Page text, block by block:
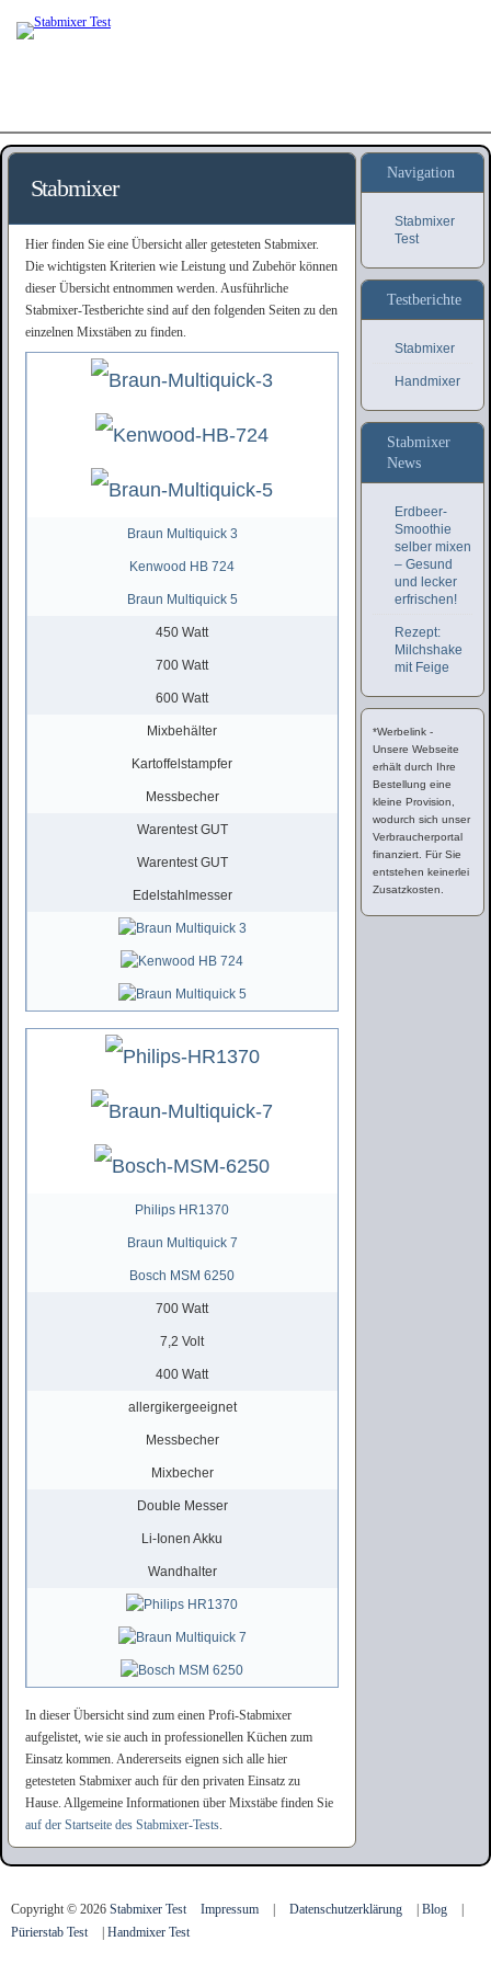
Stabmixer
Hier finden Sie eine Übersicht aller getesteten Stabmixer.
Die wichtigsten Kriterien wie Leistung und Zubehör können
dieser Übersicht entnommen werden. Ausführliche
Stabmixer-Testberichte sind auf den folgenden Seiten zu den
einzelnen Mixstäben zu finden.
Braun Multiquick 3
Kenwood HB 724
Braun Multiquick 5
450 Watt
700 Watt
600 Watt
Mixbehälter
Kartoffelstampfer
Messbecher
Warentest GUT
Warentest GUT
Edelstahlmesser
Philips HR1370
Braun Multiquick 7
Bosch MSM 6250
700 Watt
7,2 Volt
400 Watt
allergikergeeignet
Messbecher
Mixbecher
Double Messer
Li-Ionen Akku
Wandhalter
In dieser Übersicht sind zum einen Profi-Stabmixer
aufgelistet, wie sie auch in professionellen Küchen zum
Einsatz kommen. Andererseits eignen sich alle hier
getesteten Stabmixer auch für den privaten Einsatz zu
Hause. Allgemeine Informationen über Mixstäbe finden Sie
auf der Startseite des Stabmixer-Tests.
Navigation
Stabmixer
Test
Testberichte
Stabmixer
Handmixer
Stabmixer
News
Erdbeer-
Smoothie
selber mixen
– Gesund
und lecker
erfrischen!
Rezept:
Milchshake
mit Feige
*Werbelink -
Unsere Webseite
erhält durch Ihre
Bestellung eine
kleine Provision,
wodurch sich unser
Verbraucherportal
finanziert. Für Sie
entstehen keinerlei
Zusatzkosten.
Copyright © 2026 Stabmixer Test Impressum | Datenschutzerklärung | Blog
|
Pürierstab Test
| Handmixer Test